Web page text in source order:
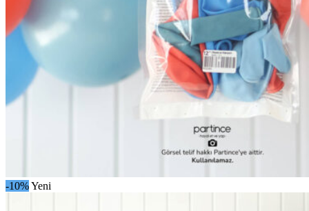
-10%Yeni